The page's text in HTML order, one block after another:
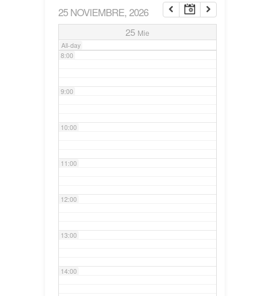
25 NOVIEMBRE, 2026
25 Mie
All-day
7:00
8:00
9:00
10:00
11:00
12:00
13:00
14:00